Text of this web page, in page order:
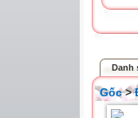
Danh
Gốc>